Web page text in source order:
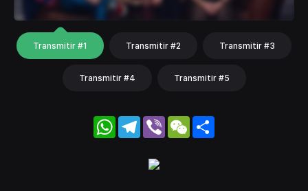
Transmitir #1 Transmitir #2 Transmitir #3
Transmitir #4 Transmitir #5
WhatsApp
Telegram
Viber WeChat